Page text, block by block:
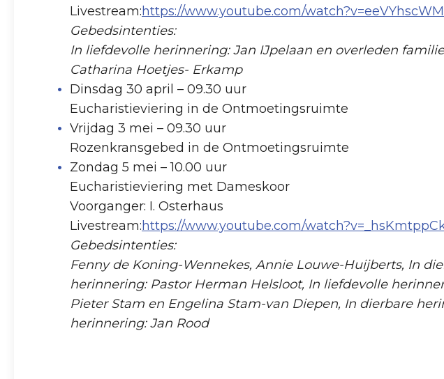
Livestream:https://www.youtube.com/
Gebedsintenties:
In liefdevolle herinnering: Jan IJpelaan en overleden
Catharina Hoetjes- Erkamp
Dinsdag 30 april – 09.30 uur
Eucharistieviering in de Ontmoetingsruimte
Vrijdag 3 mei – 09.30 uur
Rozenkransgebed in de Ontmoetingsruimte
Zondag 5 mei – 10.00 uur
Eucharistieviering met Dameskoor
Voorganger: I. Osterhaus
Livestream:https://www.youtube.com/
Gebedsintenties:
Fenny de Koning-Wennekes, Annie Louwe-Huijberts, In
herinnering: Pastor Herman Helsloot, In liefdevolle
Pieter Stam en Engelina Stam-van Diepen, In dierbare
herinnering: Jan Rood